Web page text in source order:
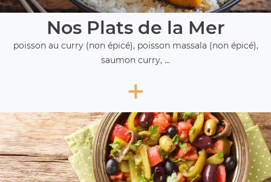
Nos Plats de la Mer
poisson au curry (non épicé), poisson massala (non épicé),
saumon curry, ...
+